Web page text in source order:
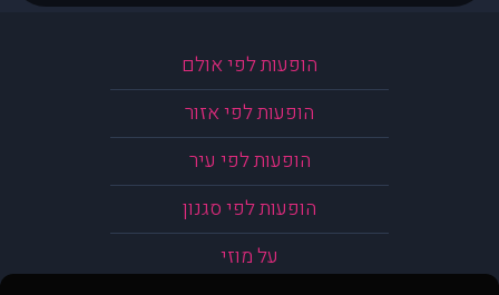
הופעות לפי אולם
הופעות לפי אזור
הופעות לפי עיר
הופעות לפי סגנון
על מוזי